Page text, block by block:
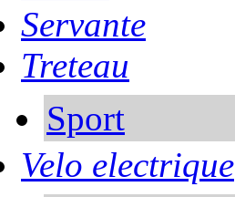
Servante
Treteau
Sport
Velo electrique